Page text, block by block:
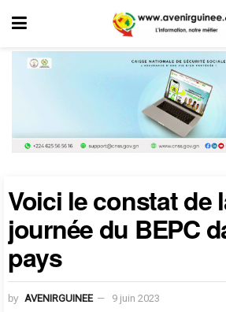
Voici le constat de
journée du BEPC
pays
by AVENIRGUINEE 9 juin 2023